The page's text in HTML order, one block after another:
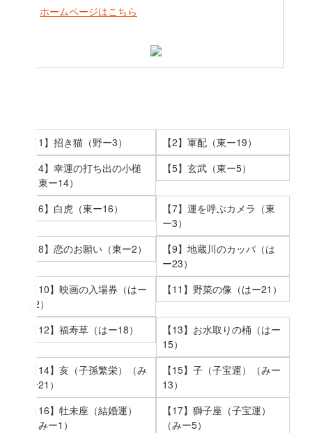
ホームページはこちら
【1】招き猫（野ー3）
【2】軍配（東ー19）
【4】幸運の打ち出の小槌
（東ー14）
【5】玄武（東ー5）
【6】白虎（東ー16）
【7】運を呼ぶカメラ（東
ー3）
【8】恋のお願い（東ー2）
【9】地蔵川のカッパ（は
ー23）
【10】映画の入場券（はー
22）
【11】野菜の像（はー21）
【12】福寿草（はー18）
【13】お水取りの桶（はー
15）
【14】亥（子孫繁栄）（み
ー21）
【15】子（子宝運）（みー
13）
【16】牡未座（結婚運）
（みー1）
【17】獅子座（子宝運）
（みー5）